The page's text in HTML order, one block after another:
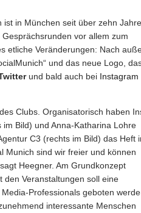
ist in München seit über zehn
vor allem zum
etliche Veränderungen: Nach
und das neue Logo,
und bald auch bei Instagram
Clubs. Organisatorisch haben
Bild) und Anna-Katharina Lohre
C3 (rechts im Bild) das Heft
Munich sind wir freier und können
Heegner. Am Grundkonzept
den Veranstaltungen soll eine
Professionals geboten
interessante Menschen